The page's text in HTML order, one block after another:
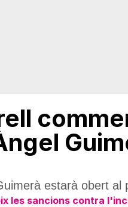
estarà obert al
les sancions contra